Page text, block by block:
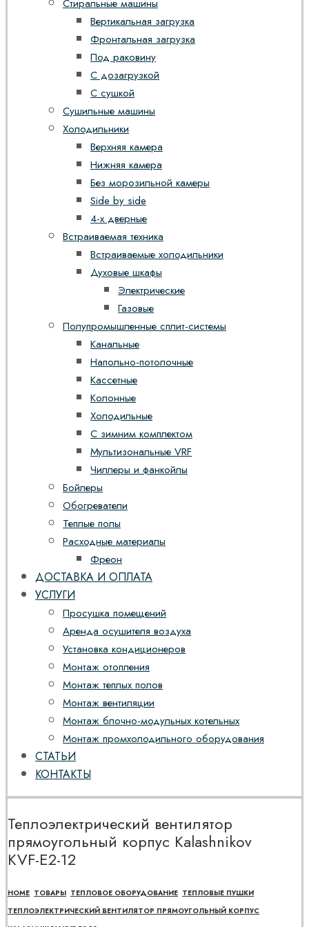
Стиральные машины
Вертикальная загрузка
Фронтальная загрузка
Под раковину
С дозагрузкой
С сушкой
Сушильные машины
Холодильники
Верхняя камера
Нижняя камера
Без морозильной камеры
Side by side
4-х дверные
Встраиваемая техника
Встраиваемые холодильники
Духовые шкафы
Электрические
Газовые
Полупромышленные сплит-системы
Канальные
Напольно-потолочные
Кассетные
Колонные
Холодильные
С зимним комплектом
Мультизональные VRF
Чиллеры и фанкойлы
Бойлеры
Обогреватели
Теплые полы
Расходные материалы
Фреон
ДОСТАВКА И ОПЛАТА
УСЛУГИ
Просушка помещений
Аренда осушителя воздуха
Установка кондиционеров
Монтаж отопления
Монтаж теплых полов
Монтаж вентиляции
Монтаж блочно-модульных котельных
Монтаж промхолодильного оборудования
СТАТЬИ
КОНТАКТЫ
Теплоэлектрический вентилятор
прямоугольный корпус Kalashnikov
KVF-E2-12
HOME ТОВАРЫ ТЕПЛОВОЕ ОБОРУДОВАНИЕ ТЕПЛОВЫЕ ПУШКИ
ТЕПЛОЭЛЕКТРИЧЕСКИЙ ВЕНТИЛЯТОР ПРЯМОУГОЛЬНЫЙ КОРПУС